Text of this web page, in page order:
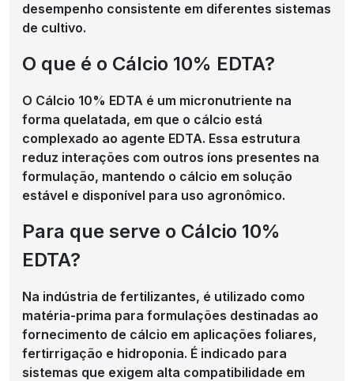
desempenho consistente em diferentes sistemas
de cultivo.
O que é o Cálcio 10% EDTA?
O Cálcio 10% EDTA é um micronutriente na
forma quelatada, em que o cálcio está
complexado ao agente EDTA. Essa estrutura
reduz interações com outros íons presentes na
formulação, mantendo o cálcio em solução
estável e disponível para uso agronômico.
Para que serve o Cálcio 10%
EDTA?
Na indústria de fertilizantes, é utilizado como
matéria-prima para formulações destinadas ao
fornecimento de cálcio em aplicações foliares,
fertirrigação e hidroponia. É indicado para
sistemas que exigem alta compatibilidade em